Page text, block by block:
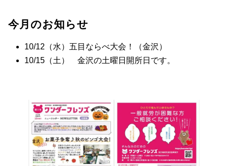
今月のお知らせ
10/12（水）五目ならべ大会！（金沢）
10/15（土） 金沢の土曜日開所日です。